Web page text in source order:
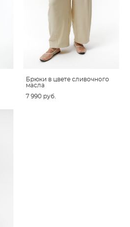
Брюки в цвете сливочного
масла
7 990 pуб.